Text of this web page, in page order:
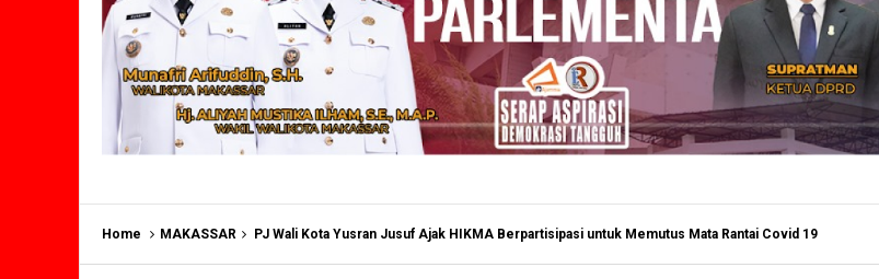
Home MAKASSAR PJ Wali Kota Yusran Jusuf Ajak HIKMA Berpartisipasi untuk Memutus Mata Rantai Covid 19